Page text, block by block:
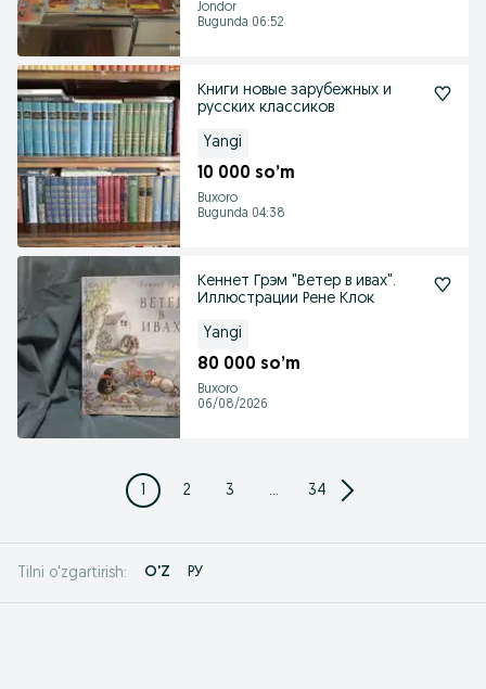
Jondor
Bugunda 06:52
Книги новые зарубежных и
русских классиков
Yangi
10 000 so’m
Buxoro
Bugunda 04:38
Кеннет Грэм "Ветер в ивах".
Иллюстрации Рене Клок
Yangi
80 000 so’m
Buxoro
06/08/2026
1 2 3 ... 34
Tilni o'zgartirish: O'Z РУ